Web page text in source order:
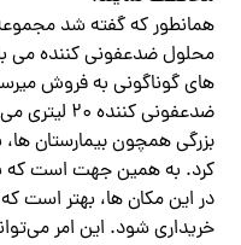
همانطور که گفته شد
محلول ضدعفونی کننده می
های گوناگونی به فروش
ضدعفونی
بزرگی همچون بیمارستان ها،
کرد. به همین جهت است که
خریداری شود. این امر